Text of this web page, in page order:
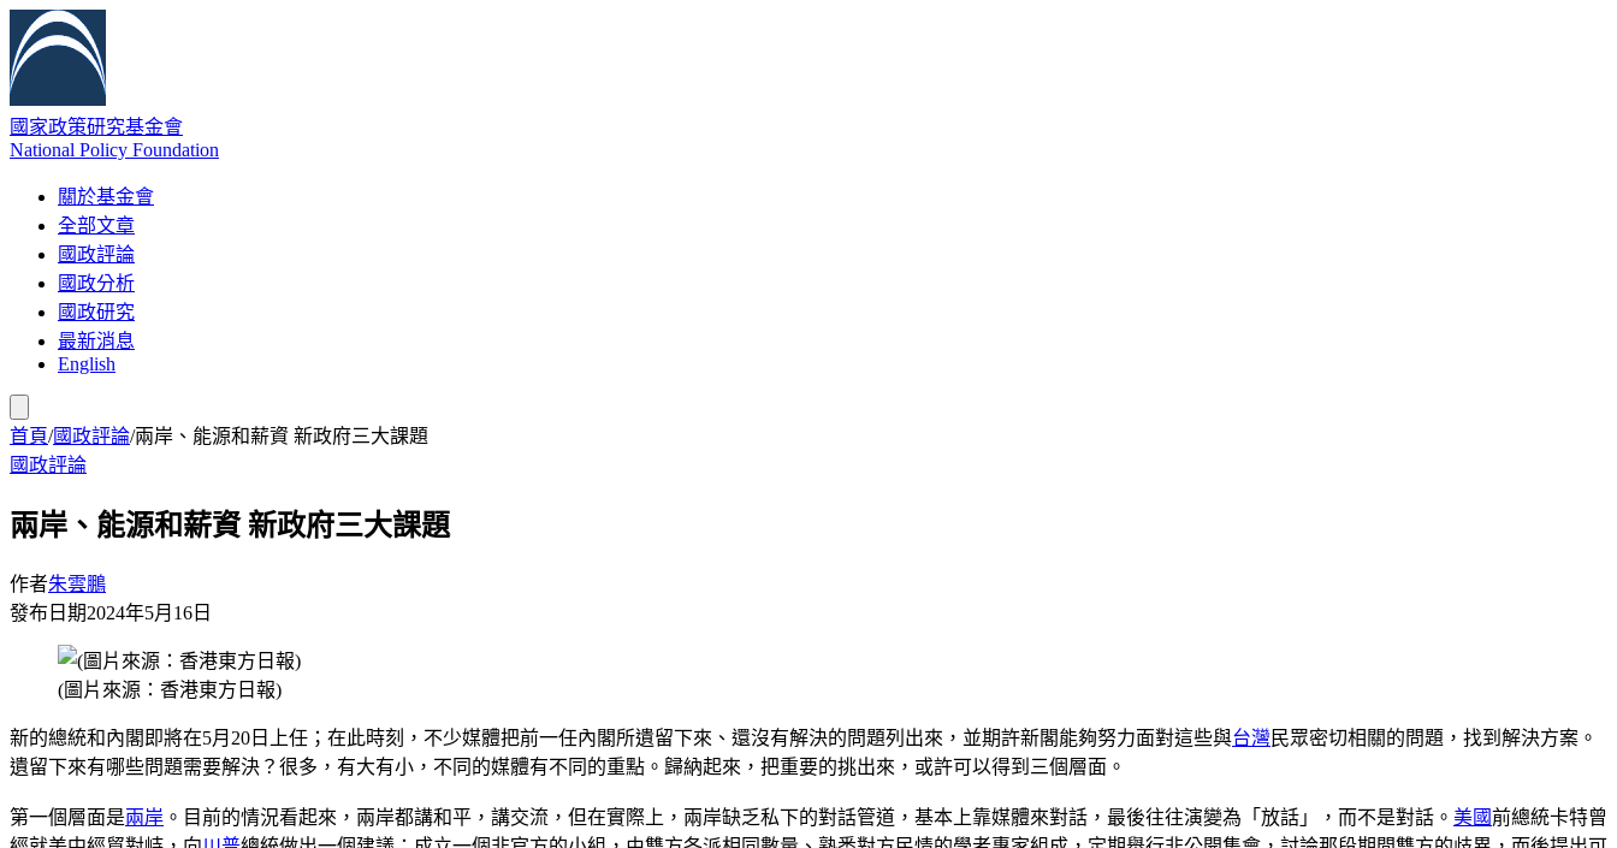
國家政策研究基金會
National Policy Foundation
關於基金會
全部文章
國政評論
國政分析
國政研究
最新消息
English
首頁/國政評論/兩岸、能源和薪資 新政府三大課題
國政評論
兩岸、能源和薪資 新政府三大課題
作者朱雲鵬
發布日期2024年5月16日
(圖片來源：香港東方日報)
新的總統和內閣即將在5月20日上任；在此時刻，不少媒體把前一任內閣所遺留下來、還沒有解決的問題列出來，並期許新閣能夠努力面對這些與台灣 民眾密切相關的問題，找到解決方案。
遺留下來有哪些問題需要解決？很多，有大有小，不同的媒體有不同的重點。歸納起來，把重要的挑出來，或許可以得到三個層面。
第一個層面是兩岸 。目前的情況看起來，兩岸都講和平，講交流，但在實際上，兩岸缺乏私下的對話管道，基本上靠媒體來對話，最後往往演變為「放話」，而不是對話。 美國前總統卡特曾